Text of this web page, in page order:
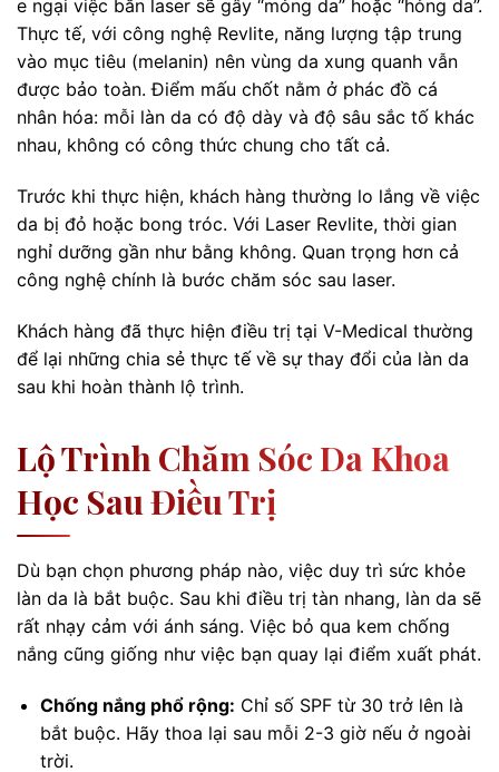
e ngại việc bắn laser sẽ gây “mỏng da” hoặc “hỏng da”.
Thực tế, với công nghệ Revlite, năng lượng tập trung
vào mục tiêu (melanin) nên vùng da xung quanh vẫn
được bảo toàn. Điểm mấu chốt nằm ở phác đồ cá
nhân hóa: mỗi làn da có độ dày và độ sâu sắc tố khác
nhau, không có công thức chung cho tất cả.
Trước khi thực hiện, khách hàng thường lo lắng về việc
da bị đỏ hoặc bong tróc. Với Laser Revlite, thời gian
nghỉ dưỡng gần như bằng không. Quan trọng hơn cả
công nghệ chính là bước chăm sóc sau laser.
Khách hàng đã thực hiện điều trị tại V-Medical thường
để lại những chia sẻ thực tế về sự thay đổi của làn da
sau khi hoàn thành lộ trình.
Lộ Trình Chăm Sóc Da Khoa
Học Sau Điều Trị
Dù bạn chọn phương pháp nào, việc duy trì sức khỏe
làn da là bắt buộc. Sau khi điều trị tàn nhang, làn da sẽ
rất nhạy cảm với ánh sáng. Việc bỏ qua kem chống
nắng cũng giống như việc bạn quay lại điểm xuất phát.
Chống nắng phổ rộng: Chỉ số SPF từ 30 trở lên là
bắt buộc. Hãy thoa lại sau mỗi 2-3 giờ nếu ở ngoài
trời.